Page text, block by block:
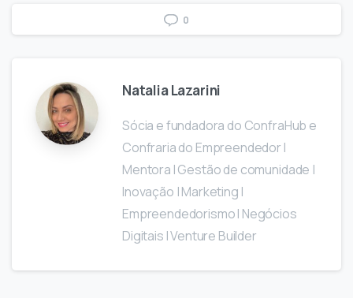
0
Natalia Lazarini
Sócia e fundadora do ConfraHub e
Confraria do Empreendedor I
Mentora I Gestão de comunidade |
Inovação | Marketing I
Empreendedorismo I Negócios
Digitais I Venture Builder